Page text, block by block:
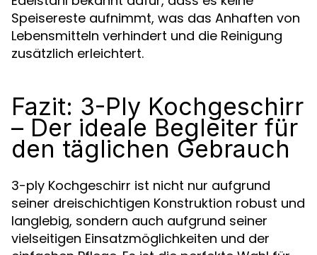
Speisereste aufnimmt, was das Anhaften von
Lebensmitteln verhindert und die Reinigung
zusätzlich erleichtert.
Fazit: 3-Ply Kochgeschirr
– Der ideale Begleiter für
den täglichen Gebrauch
3-ply Kochgeschirr ist nicht nur aufgrund
seiner dreischichtigen Konstruktion robust und
langlebig, sondern auch aufgrund seiner
vielseitigen Einsatzmöglichkeiten und der